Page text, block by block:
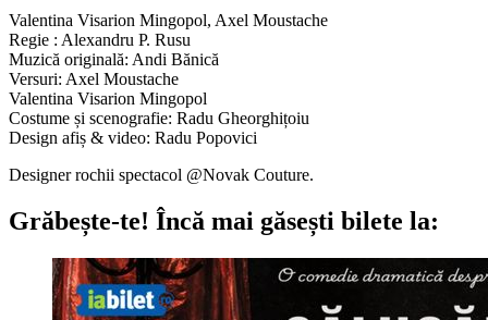
Valentina Visarion Mingopol, Axel Moustache
Regie : Alexandru P. Rusu
Muzică originală: Andi Bănică
Versuri: Axel Moustache
Valentina Visarion Mingopol
Costume și scenografie: Radu Gheorghițoiu
Design afiș & video: Radu Popovici
Designer rochii spectacol @Novak Couture.
Grăbește-te! Încă mai găsești bilete la: